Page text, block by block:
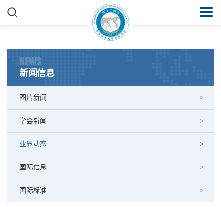
NEWS
新闻信息
图片新闻
学会新闻
业界动态
国际信息
国际标准